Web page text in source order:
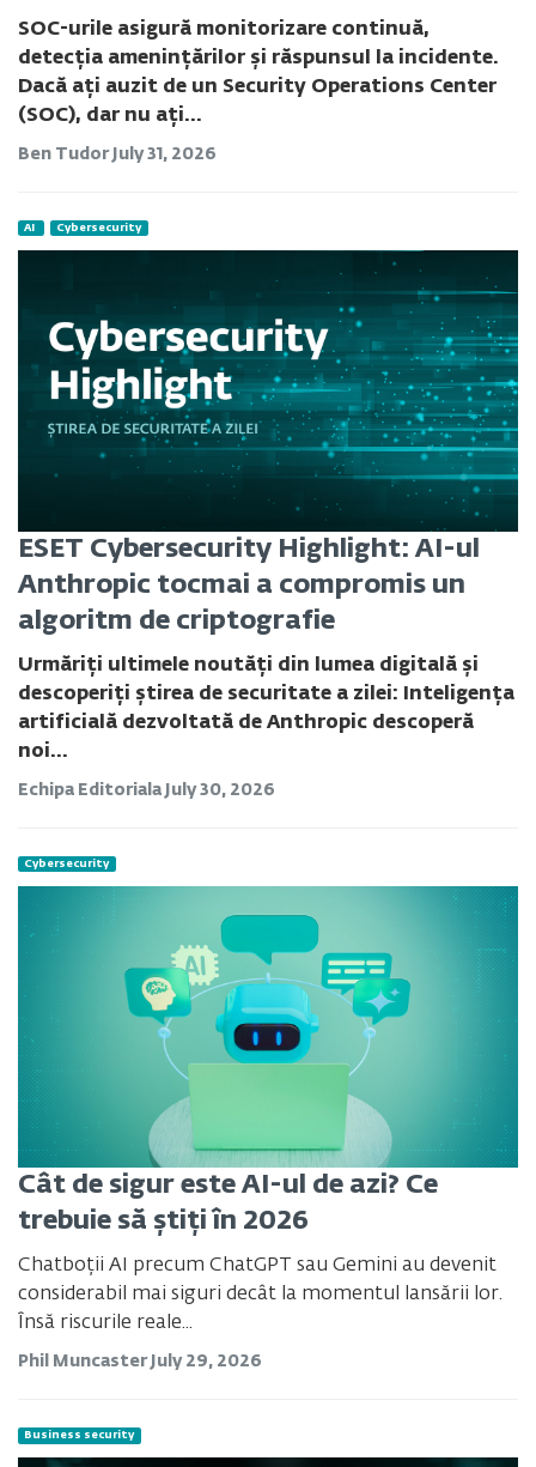
SOC-urile asigură monitorizare continuă,
detecția amenințărilor și răspunsul la incidente.
Dacă ați auzit de un Security Operations Center
(SOC), dar nu ați...
Ben Tudor July 31, 2026
AI Cybersecurity
ESET Cybersecurity Highlight: AI-ul
Anthropic tocmai a compromis un
algoritm de criptografie
Urmăriți ultimele noutăți din lumea digitală și
descoperiți știrea de securitate a zilei: Inteligența
artificială dezvoltată de Anthropic descoperă
noi...
Echipa Editoriala July 30, 2026
Cybersecurity
Cât de sigur este AI-ul de azi? Ce
trebuie să știți în 2026
Chatboții AI precum ChatGPT sau Gemini au devenit
considerabil mai siguri decât la momentul lansării lor.
Însă riscurile reale...
Phil MuncasterJuly 29, 2026
Business security